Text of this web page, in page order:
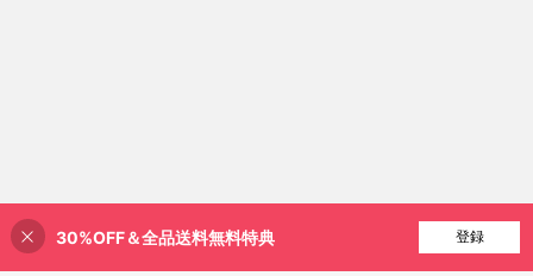
買い物かごに追加
30%OFF＆全品送料無料特典 登録